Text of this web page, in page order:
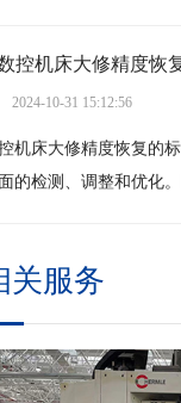
控机床大修精度恢
2024-10-31 15:12:56
机床大修精度恢复的
的检测、调整和优化
关服务